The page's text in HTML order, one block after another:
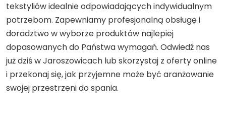
tekstyliów idealnie odpowiadających indywidualnym
potrzebom. Zapewniamy profesjonalną obsługę i
doradztwo w wyborze produktów najlepiej
dopasowanych do Państwa wymagań. Odwiedź nas
już dziś w Jaroszowicach lub skorzystaj z oferty online
i przekonaj się, jak przyjemne może być aranżowanie
swojej przestrzeni do spania.